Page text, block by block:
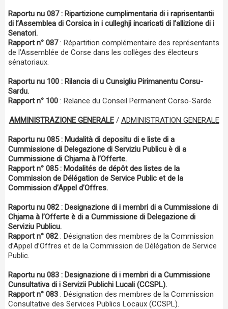
Raportu nu 087 : Ripartizione cumplimentaria di i raprisentantii
di l’Assemblea di Corsica in i culleghji incaricati di l’allizione di i
Senatori.
Rapport n° 087: Répartition complémentaire des représentants
de l’Assemblée de Corse dans les collèges des électeurs
sénatoriaux.
Raportu nu 100 : Rilancia di u Cunsigliu Pirimanentu Corsu-
Sardu.
Rapport n° 100 : Relance du Conseil Permanent Corso-Sarde.
AMMINISTRAZIONE GENERALE/ ADMINISTRATION GENERALE
Raportu nu 085 : Mudalità di depositu di e liste di a
Cummissione di Delegazione di Serviziu Publicu è di a
Cummissione di Chjama à l’Offerte.
Rapport n° 085 : Modalités de dépôt des listes de la
Commission de Délégation de Service Public et de la
Commission d’Appel d’Offres.
Raportu nu 082 : Designazione di i membri di a Cummissione di
Chjama à l’Offerte è di a Cummissione di Delegazione di
Serviziu Publicu.
Rapport n° 082: Désignation des membres de la Commission
d’Appel d’Offres et de la Commission de Délégation de Service
Public.
Raportu nu 083 : Designazione di i membri di a Cummissione
Cunsultativa di i Servizii Publichi Lucali (CCSPL).
Rapport n° 083 : Désignation des membres de la Commission
Consultative des Services Publics Locaux (CCSPL).